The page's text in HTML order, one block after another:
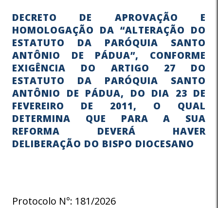
DECRETO DE APROVAÇÃO E
HOMOLOGAÇÃO DA “ALTERAÇÃO DO
ESTATUTO DA PARÓQUIA SANTO
ANTÔNIO DE PÁDUA”, CONFORME
EXIGÊNCIA DO ARTIGO 27 DO
ESTATUTO DA PARÓQUIA SANTO
ANTÔNIO DE PÁDUA, DO DIA 23 DE
FEVEREIRO DE 2011, O QUAL
DETERMINA QUE PARA A SUA
REFORMA DEVERÁ HAVER
DELIBERAÇÃO DO BISPO DIOCESANO
Protocolo N°: 181/2026